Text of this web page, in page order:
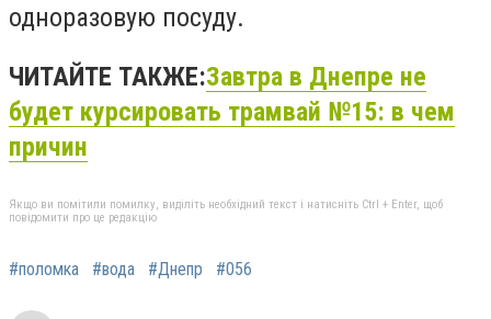
одноразовую посуду.
ЧИТАЙТЕ ТАКЖЕ:Завтра в Днепре не
будет курсировать трамвай №15: в чем
причин
Якщо ви помітили помилку, виділіть необхідний текст і натисніть Ctrl + Enter, щоб
повідомити про це редакцію
#поломка #вода #Днепр #056